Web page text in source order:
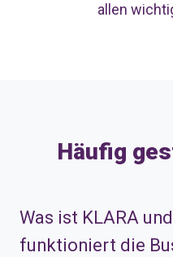
allen
Häufig
Was ist KLARA
funktioniert die